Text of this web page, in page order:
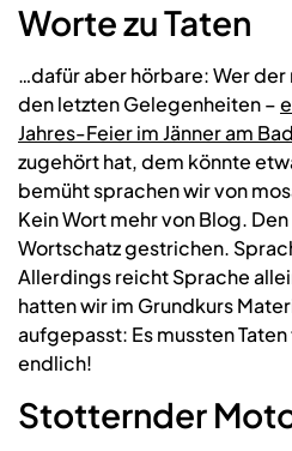
Worte zu Taten
…dafür aber hörbare: Wer
den letzten Gelegenheiten –
Jahres-Feier im Jänner am
zugehört hat, dem könnte
bemüht sprachen wir von
Kein Wort mehr von Blog.
Wortschatz gestrichen.
Allerdings reicht Sprache
hatten wir im Grundkurs
aufgepasst: Es mussten
endlich!
Stotternder